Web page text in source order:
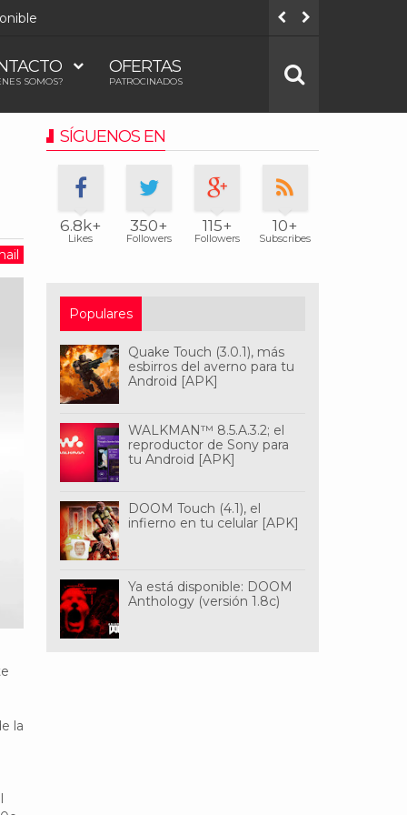
SOMOS?
OFERTAS
PATROCINADOS
la
SÍGUENOS EN
6.8k+
Likes
350+
Followers
115+
Followers
10+
Subscribes
Populares
Quake Touch (3.0.1), más
esbirros del averno para tu
Android [APK]
WALKMAN™ 8.5.A.3.2; el
reproductor de Sony para
tu Android [APK]
DOOM Touch (4.1), el
infierno en tu celular [APK]
Ya está disponible: DOOM
Anthology (versión 1.8c)